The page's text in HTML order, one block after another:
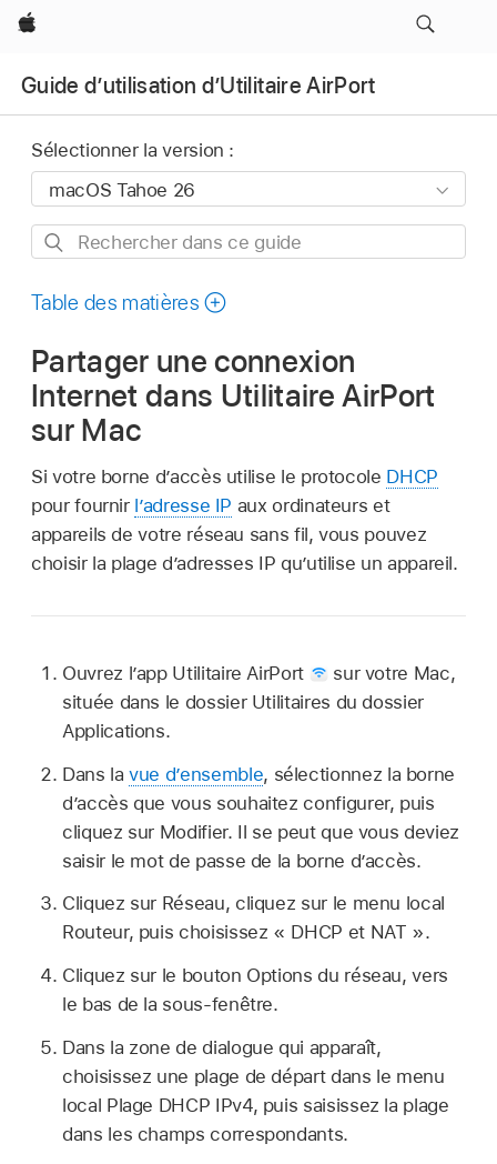
Apple
Guide d’utilisation d’Utilitaire AirPort
Sélectionner la version :
Rechercher
ce
Table des matières
Partager une connexion
Internet dans Utilitaire AirPort
sur Mac
Si votre borne d’accès utilise le protocole DHCP
pour fournir l’adresse IP aux ordinateurs et
appareils de votre réseau sans fil, vous pouvez
choisir la plage d’adresses IP qu’utilise un appareil.
Ouvrez l’app Utilitaire AirPort
sur votre Mac,
située dans le dossier Utilitaires du dossier
Applications.
Dans lavue d’ensemble, sélectionnez la borne
d’accès que vous souhaitez configurer, puis
cliquez sur Modifier. Il se peut que vous deviez
saisir le mot de passe de la borne d’accès.
Cliquez sur Réseau, cliquez sur le menu local
Routeur, puis choisissez « DHCP et NAT ».
Cliquez sur le bouton Options du réseau, vers
le bas de la sous-fenêtre.
Dans la zone de dialogue qui apparaît,
choisissez une plage de départ dans le menu
local Plage DHCP IPv4, puis saisissez la plage
dans les champs correspondants.